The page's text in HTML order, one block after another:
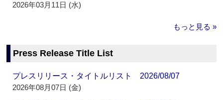
2026年03月11日 (水)
もっと見る »
Press Release Title List
プレスリリース・タイトルリスト 2026/08/07
2026年08月07日 (金)